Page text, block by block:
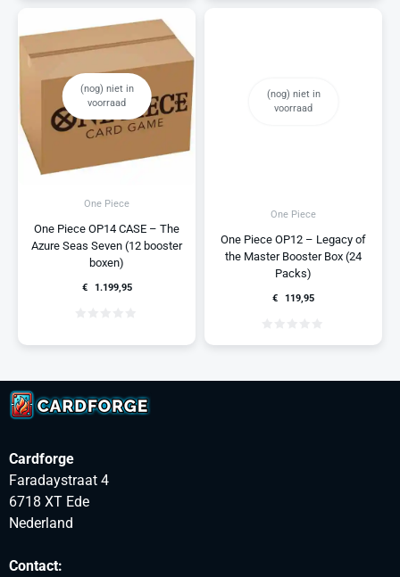
(nog) niet in
voorraad
One Piece
One Piece OP14 CASE – The
Azure Seas Seven (12 booster
boxen)
€ 1.199,95
(nog) niet in
voorraad
One Piece
One Piece OP12 – Legacy of
the Master Booster Box (24
Packs)
€ 119,95
Cardforge
Faradaystraat 4
6718 XT Ede
Nederland
Contact: